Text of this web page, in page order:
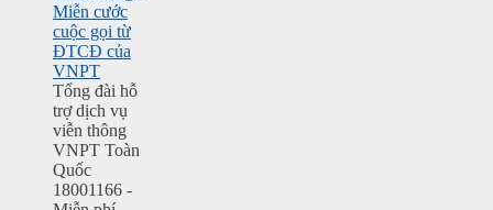
Miễn cước
cuộc gọi từ
ĐTCĐ của
VNPT
Tổng đài hỗ
trợ dịch vụ
viễn thông
VNPT Toàn
Quốc
18001166 -